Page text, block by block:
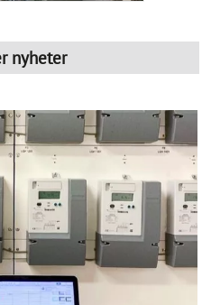
få bättre
och skapa en mer
hushållen.
många år arbetat med
med allt från grönyteskötsel